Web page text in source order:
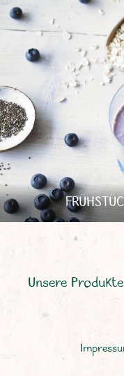
Unsere Produkte